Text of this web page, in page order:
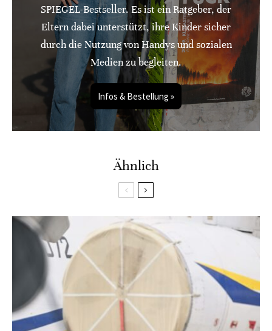
SPIEGEL-Bestseller. Es ist ein Ratgeber, der
Eltern dabei unterstützt, ihre Kinder sicher
durch die Nutzung von Handys und sozialen
Medien zu begleiten.
Infos & Bestellung »
Ähnlich